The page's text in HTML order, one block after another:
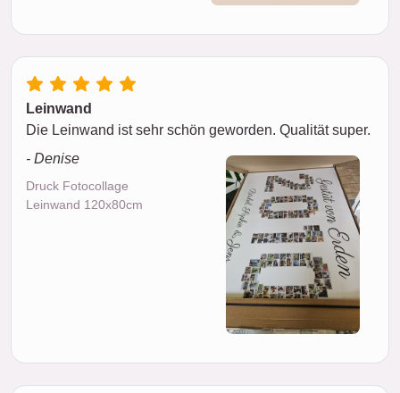
Leinwand
Die Leinwand ist sehr schön geworden. Qualität super.
- Denise
Druck Fotocollage
Leinwand 120x80cm